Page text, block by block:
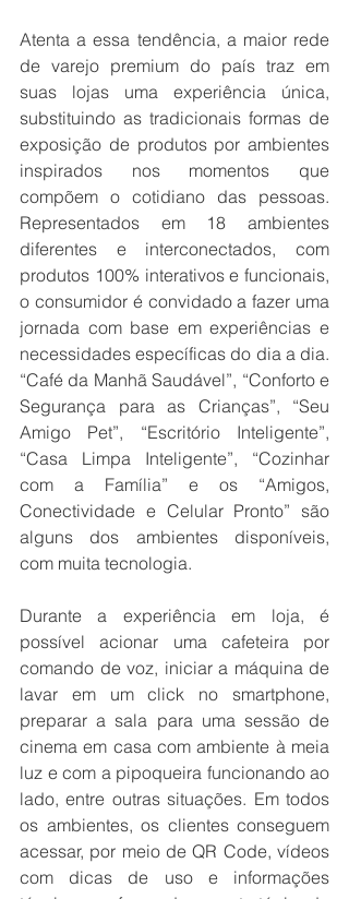
Atenta a essa tendência, a maior rede
de varejo premium do país traz em
suas lojas uma experiência única,
substituindo as tradicionais formas de
exposição de produtos por ambientes
inspirados nos momentos que
compõem o cotidiano das pessoas.
Representados em 18 ambientes
diferentes e interconectados, com
produtos 100% interativos e funcionais,
o consumidor é convidado a
jornada com base em experiências e
necessidades específicas do dia a dia.
“Café da Manhã Saudável”, “Conforto e
Segurança para as Crianças”, “Seu
Amigo Pet”, “Escritório Inteligente”,
“Casa Limpa Inteligente”, “Cozinhar
com a Família” e os “Amigos,
Conectividade e Celular Pronto” são
alguns dos ambientes disponíveis,
com muita tecnologia.
Durante a experiência em loja, é
possível acionar uma cafeteira por
comando de voz, iniciar a máquina de
lavar em um click no smartphone,
preparar a sala para uma sessão de
cinema em casa com ambiente à meia
luz e com a pipoqueira funcionando ao
lado, entre outras situações. Em todos
os ambientes, os clientes conseguem
acessar, por meio de QR Code, vídeos
com dicas de uso e informações